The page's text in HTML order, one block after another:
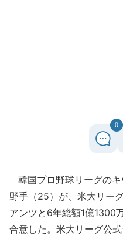
0
韓国プロ野球リーグの
野手（25）が、米大リー
アンツと6年総額1億1300
合意した。米大リーグ公